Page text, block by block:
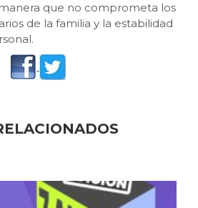
que no comprometa los
de la familia y la estabilidad